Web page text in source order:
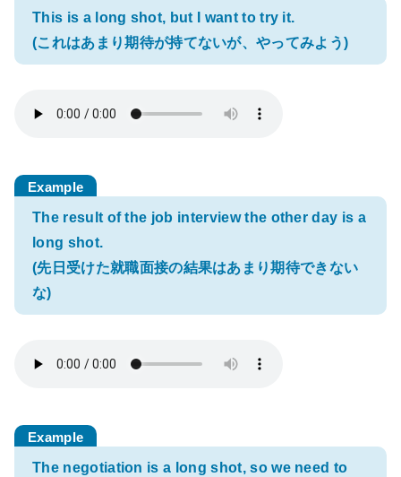
This is a long shot, but I want to try it.
(これはあまり期待が持てないが、やってみよう)
The result of the job interview the other day is a
long shot.
(先日受けた就職面接の結果はあまり期待できない
な)
The negotiation is a long shot, so we need to